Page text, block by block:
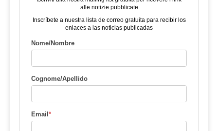
alle notizie pubblicate
Inscríbete a nuestra lista de correo gratuita para recibir los
enlaces a las noticias publicadas
Nome/Nombre
Cognome/Apellido
Email*